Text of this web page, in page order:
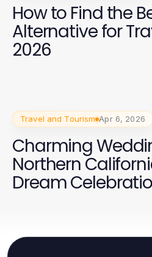
How to Find the
Alternative for
2026
Travel and Tourism Apr 6, 2026
Charming
Northern
Dream